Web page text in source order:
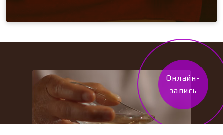
Онлайн-
запись